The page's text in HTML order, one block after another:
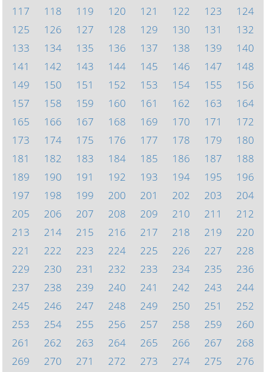
117
118 119 120 121 122 123
124
125
126 127 128 129 130 131
132
133
134 135 136 137 138 139
140
141
142 143 144 145 146 147
148
149
150 151 152 153 154 155
156
157
158 159 160 161 162 163
164
165
166 167 168 169 170 171
172
173
174 175 176 177 178 179
180
181
182 183 184 185 186 187
188
189
190 191 192 193 194 195
196
197
198 199 200 201 202 203
204
205
206 207 208 209 210 211
212
213
214 215 216 217 218 219
220
221
222 223 224 225 226 227
228
229
230 231 232 233 234 235
236
237
238 239 240 241 242 243
244
245
246 247 248 249 250 251
252
253
254 255 256 257 258 259
260
261
262 263 264 265 266 267
268
269
270 271 272 273 274 275
276